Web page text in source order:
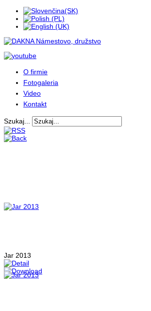
O firmie
Fotogaleria
Video
Kontakt
Szukaj...
Jar 2013